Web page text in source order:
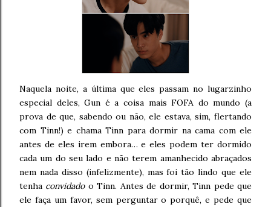
Naquela noite, a última que eles passam no lugarzinho
especial deles, Gun é a coisa mais FOFA do mundo (a
prova de que, sabendo ou não, ele estava, sim, flertando
com Tinn!) e chama Tinn para dormir na cama com ele
antes de eles irem embora… e eles podem ter dormido
cada um do seu lado e não terem amanhecido abraçados
nem nada disso (infelizmente), mas foi tão lindo que ele
tenha convidadoo Tinn. Antes de dormir, Tinn pede que
ele faça um favor, sem perguntar o porquê, e pede que